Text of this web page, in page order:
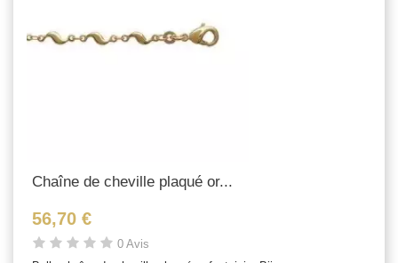
Chaîne de cheville plaqué or...
56,70 €
0 Avis